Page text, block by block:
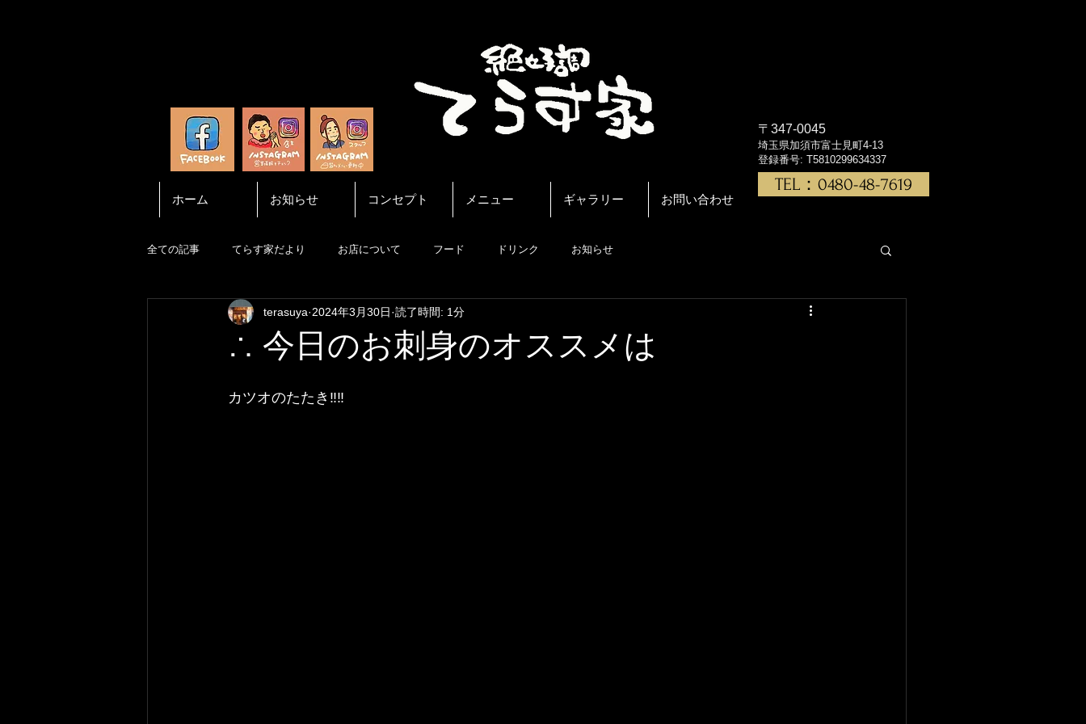
ホーム お知らせ コンセプト メニュー ギャラリー お問い合わせ
〒347-0045
埼玉県加須市富士見町4-13
TEL：0480-48-7619
登録番号: T5810299634337
全ての記事 てらす家だより お店について フード ドリンク お知らせ
∴ 今日のお刺身のオススメは
terasuya 2024年3月30日 読了時間: 1分
カツオのたたき‼️‼️